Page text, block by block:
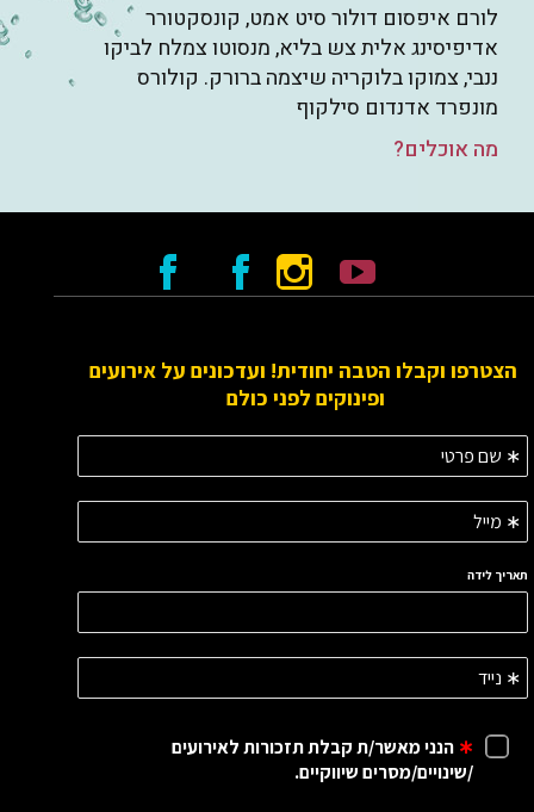
לורם איפסום דולור סיט אמט, קונסקטורר
אדיפיסינג אלית צש בליא, מנסוטו צמלח לביקו
ננבי, צמוקו בלוקריה שיצמה ברורק. קולורס
מונפרד אדנדום סילקוף
מה אוכלים?